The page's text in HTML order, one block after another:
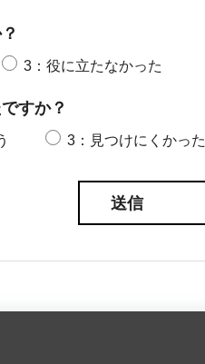
3：役に立たなかった
すか？
3：見つけにくかった